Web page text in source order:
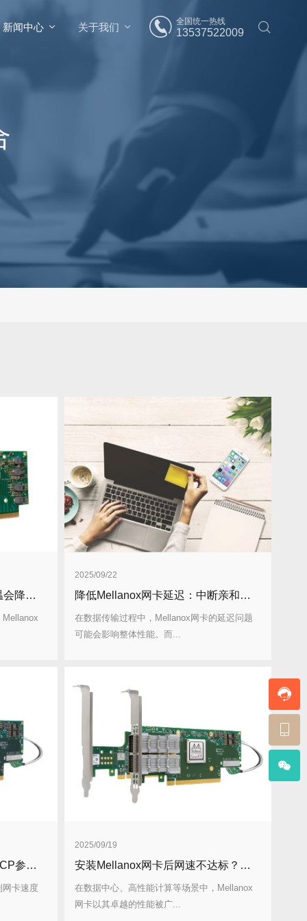
新闻中心 关于我们
全国统一热线
13537522009
Mellanox网卡散热问题：高温会降速？解决方案
2025/09/22
降低Mellanox网卡延迟：中断亲和性配置方法
在数据传输过程中，Mellanox网卡的延迟问题
可能会影响整体性能。而...
Mellanox网卡速度跑不满？TCP参数调优技巧
网卡速度
2025/09/19
安装Mellanox网卡后网速不达标？检查这五个设置
在数据中心、高性能计算等场景中，Mellanox
网卡以其卓越的性能被广...